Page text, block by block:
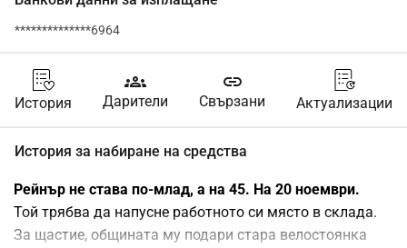
**************6964
История
groups
Дарители
link
Свързани Актуализации
История за набиране на средства
Рейнър не става по-млад, а на 45. На 20 ноември.
Той трябва да напусне работното си място в склада.
За щастие, общината му подари стара велостоянка